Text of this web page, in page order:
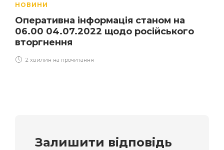
НОВИНИ
Оперативна інформація станом на
06.00 04.07.2022 щодо російського
вторгнення
2 хвилин на прочитання
Залишити відповідь